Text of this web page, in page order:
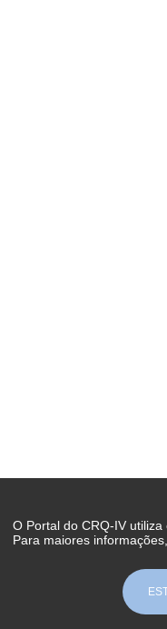
O Portal do CRQ-IV
Para maiores